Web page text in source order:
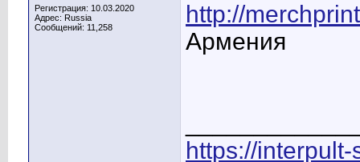
Регистрация: 10.03.2020
Адрес: Russia
Сообщений: 11,258
http://
Армения
https://